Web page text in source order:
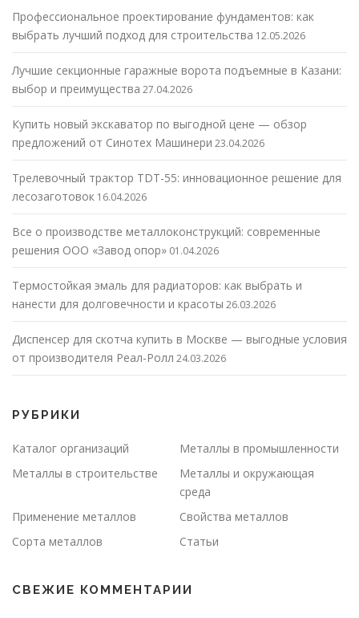
Профессиональное проектирование фундаментов: как
выбрать лучший подход для строительства 12.05.2026
Лучшие секционные гаражные ворота подъемные в Казани:
выбор и преимущества 27.04.2026
Купить новый экскаватор по выгодной цене — обзор
предложений от Синотех Машинери 23.04.2026
Трелевочный трактор TDT-55: инновационное решение для
лесозаготовок 16.04.2026
Все о производстве металлоконструкций: современные
решения ООО «Завод опор» 01.04.2026
Термостойкая эмаль для радиаторов: как выбрать и
нанести для долговечности и красоты 26.03.2026
Диспенсер для скотча купить в Москве — выгодные условия
от производителя Реал-Ролл 24.03.2026
РУБРИКИ
Каталог организаций
Металлы в промышленности
Металлы в строительстве
Металлы и окружающая
среда
Применение металлов
Свойства металлов
Сорта металлов
Статьи
СВЕЖИЕ КОММЕНТАРИИ